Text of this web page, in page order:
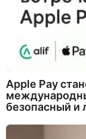
Apple Pay
безопасный и